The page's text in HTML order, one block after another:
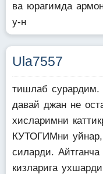
ва юрагимда
у-н
Ula7557
тишлаб
давай джан не
хисларимни
КУТОГИМни
силарди.
кизларига